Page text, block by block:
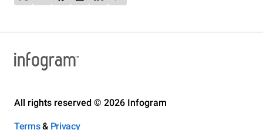
All rights reserved © 2026 Infogram
Terms& Privacy